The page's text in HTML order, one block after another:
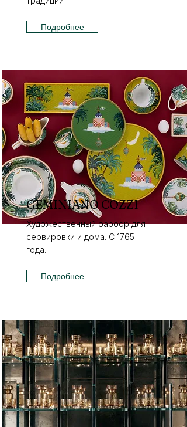
Подробнее
GEMINIANO COZZI
Художественный фарфор для
сервировки и дома. С 1765
года.
Подробнее